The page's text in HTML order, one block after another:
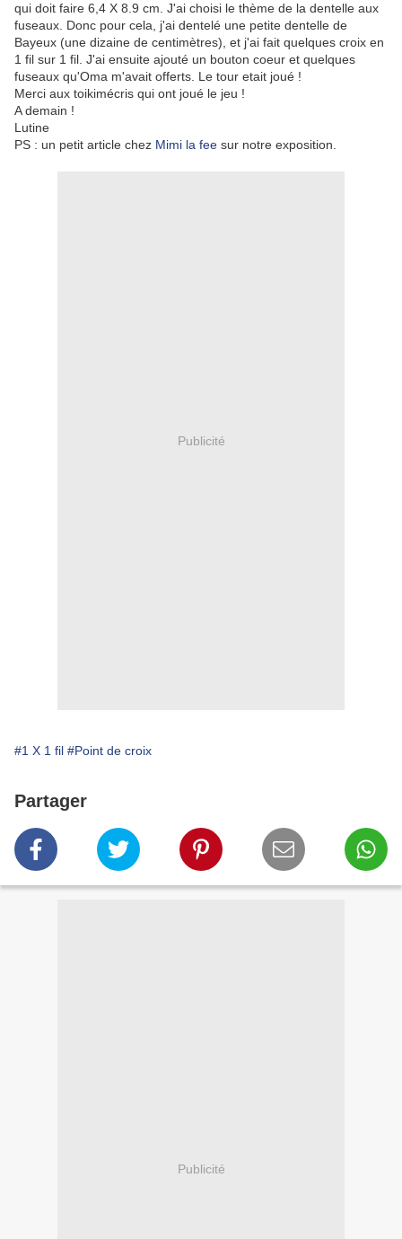
qui doit faire 6,4 X 8.9 cm. J'ai choisi le thème de la dentelle aux
fuseaux. Donc pour cela, j'ai dentelé une petite dentelle de
Bayeux (une dizaine de centimètres), et j'ai fait quelques croix en
1 fil sur 1 fil. J'ai ensuite ajouté un bouton coeur et quelques
fuseaux qu'Oma m'avait offerts. Le tour etait joué !
Merci aux toikimécris qui ont joué le jeu !
A demain !
Lutine
PS : un petit article chez Mimi la fee sur notre exposition.
Publicité
#1 X 1 fil #Point de croix
Partager
Publicité